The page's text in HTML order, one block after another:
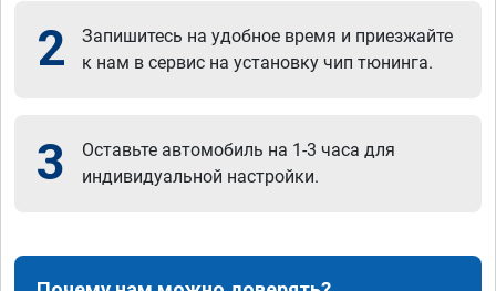
2
Запишитесь на удобное время и приезжайте
к нам в сервис на установку чип тюнинга.
3
Оставьте автомобиль на 1-3 часа для
индивидуальной настройки.